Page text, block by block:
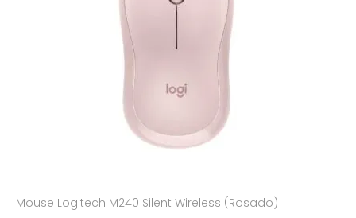
Mouse Logitech M240 Silent Wireless (Rosado)